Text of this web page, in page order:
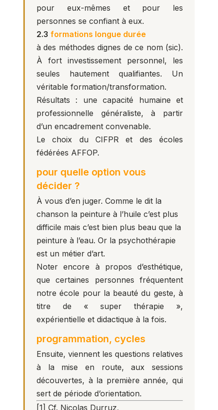
pour eux-mêmes et pour les
personnes se confiant à eux.
2.3 formations longue durée
à des méthodes dignes de ce nom (sic).
À fort investissement personnel, les
seules hautement qualifiantes. Un
véritable formation/transformation.
Résultats : une capacité humaine et
professionnelle généraliste, à partir
d’un encadrement convenable.
Le choix du CIFPR et des écoles
fédérées AFFOP.
pour quelle option vous
décider ?
À vous d’en juger. Comme le dit la
chanson la peinture à l’huile c’est plus
difficile mais c’est bien plus beau que la
peinture à l’eau. Or la psychothérapie
est un métier d’art.
Noter encore à propos d’esthétique,
que certaines personnes fréquentent
notre école pour la beauté du geste, à
titre de « super thérapie »,
expérientielle et didactique à la fois.
programmation, cycles
Ensuite, viennent les questions relatives
à la mise en route, aux sessions
découvertes, à la première année, qui
sert de période d’orientation.
[1] Cf. Nicolas Durruz,